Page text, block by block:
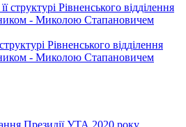
Рівненського відділення
- Миколою Стапановичем